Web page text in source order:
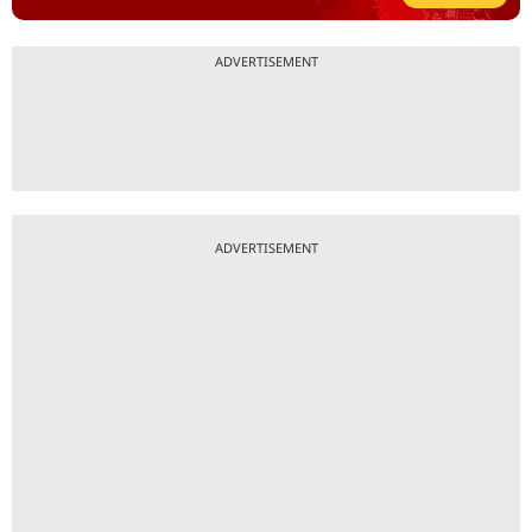
ADVERTISEMENT
ADVERTISEMENT